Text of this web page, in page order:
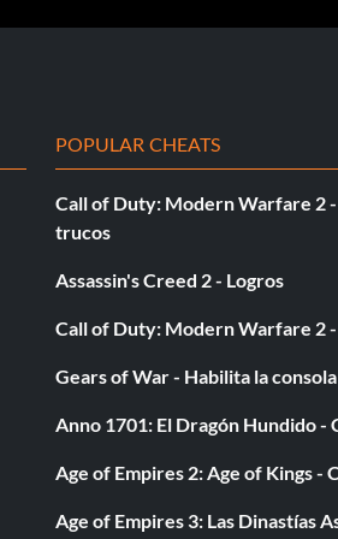
goes in and finds himself with a giant
to have you for a snack. He
later Kraken launches two sets of
Do not attack him or the jellyfish
up to dry land. Climb up as far as
POPULAR CHEATS
Call of Duty: Modern Warfare 2 -
trucos
Assassin's Creed 2 - Logros
Call of Duty: Modern Warfare 2
Gears of War - Habilita la
Anno 1701: El Dragón Hundido -
Age of Empires 2: Age of Kings -
Age of Empires 3: Las Dinastías